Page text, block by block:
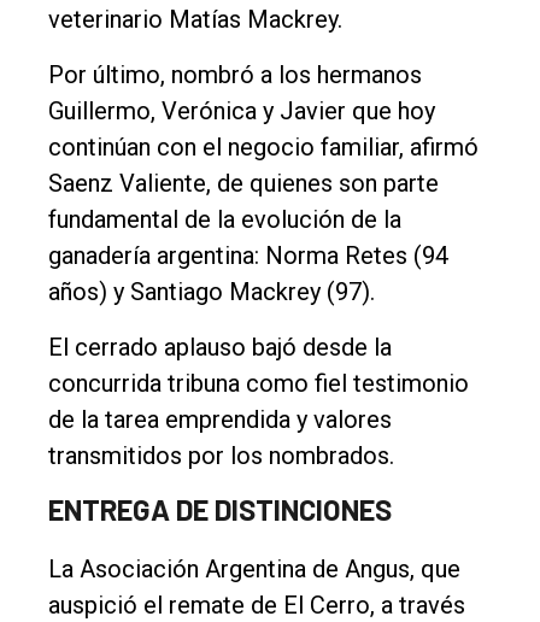
veterinario Matías Mackrey.
Por último, nombró a los hermanos
Guillermo, Verónica y Javier que hoy
continúan con el negocio familiar, afirmó
Saenz Valiente, de quienes son parte
fundamental de la evolución de la
ganadería argentina: Norma Retes (94
años) y Santiago Mackrey (97).
El cerrado aplauso bajó desde la
concurrida tribuna como fiel testimonio
de la tarea emprendida y valores
transmitidos por los nombrados.
ENTREGA DE DISTINCIONES
La Asociación Argentina de Angus, que
auspició el remate de El Cerro, a través